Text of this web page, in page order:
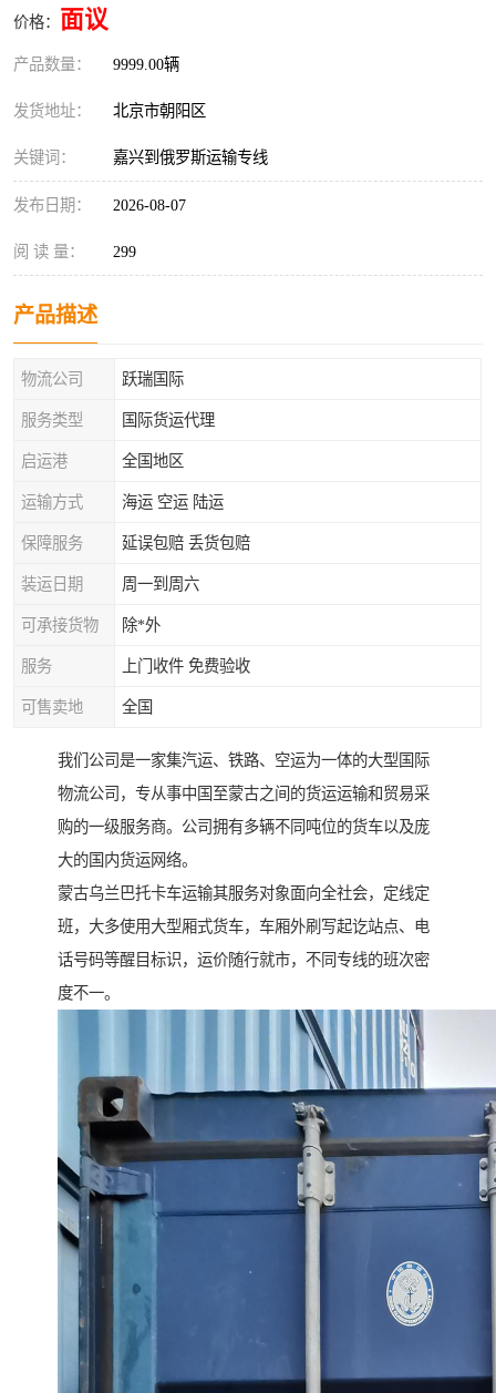
价格： 面议
产品数量： 9999.00辆
发货地址： 北京市朝阳区
关键词： 嘉兴到俄罗斯运输专线
发布日期： 2026-08-07
阅 读 量： 299
产品描述
物流公司 跃瑞国际
服务类型 国际货运代理
启运港 全国地区
运输方式 海运 空运 陆运
保障服务 延误包赔 丢货包赔
装运日期 周一到周六
可承接货物 除*外
服务 上门收件 免费验收
可售卖地 全国
我们公司是一家集汽运、铁路、空运为一体的大型国际
物流公司，专从事中国至蒙古之间的货运运输和贸易采
购的一级服务商。公司拥有多辆不同吨位的货车以及庞
大的国内货运网络。
蒙古乌兰巴托卡车运输其服务对象面向全社会，定线定
班，大多使用大型厢式货车，车厢外刷写起讫站点、电
话号码等醒目标识，运价随行就市，不同专线的班次密
度不一。